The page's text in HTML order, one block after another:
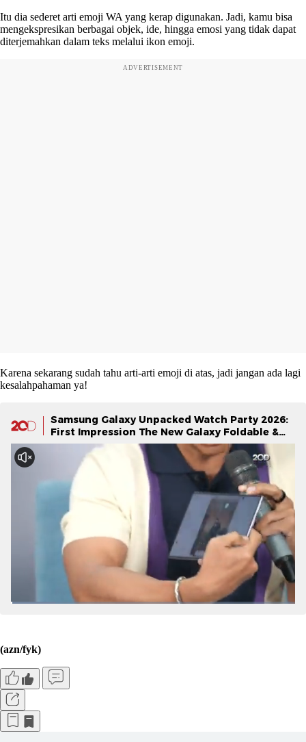
Itu dia sederet arti emoji WA yang kerap digunakan. Jadi, kamu bisa
mengekspresikan berbagai objek, ide, hingga emosi yang tidak dapat
diterjemahkan dalam teks melalui ikon emoji.
ADVERTISEMENT
Karena sekarang sudah tahu arti-arti emoji di atas, jadi jangan ada lagi
kesalahpahaman ya!
Samsung Galaxy Unpacked Watch Party 2026:
First Impression The New Galaxy Foldable &
Galaxy Watch Series
(azn/fyk)